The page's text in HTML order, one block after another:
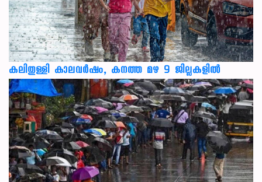
കലിതുള്ളി കാലവർഷം, കനത്ത മഴ 9 ജില്ലകളിൽ